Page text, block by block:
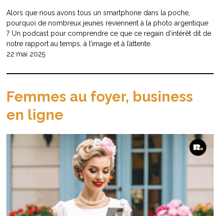
Alors que nous avons tous un smartphone dans la poche,
pourquoi de nombreux jeunes reviennent à la photo argentique
? Un podcast pour comprendre ce que ce regain d’intérêt dit de
notre rapport au temps, à l’image et à l’attente.
22 mai 2025
Femmes au foyer, business
en ligne